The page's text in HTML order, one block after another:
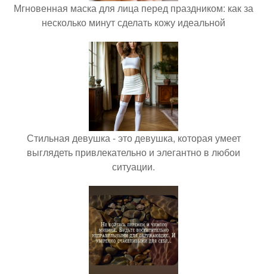
Мгновенная маска для лица перед праздником: как за
несколько минут сделать кожу идеальной
Стильная девушка - это девушка, которая умеет
выглядеть привлекательно и элегантно в любои
ситуации.